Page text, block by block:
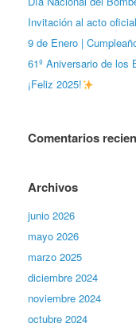
Invitación al acto
9 de Enero |
61º Aniversario de los
¡Feliz 2025!
Comentarios
Archivos
junio 2026
mayo 2026
marzo 2025
diciembre 2024
noviembre 2024
octubre 2024